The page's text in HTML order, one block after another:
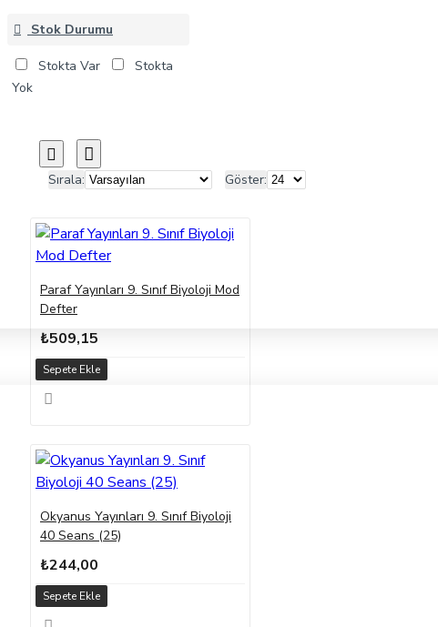
Stok Durumu
Stokta Var
Stokta
Yok
Sırala: Göster:
Paraf Yayınları 9. Sınıf Biyoloji Mod
Defter
₺509,15
Sepete Ekle
Okyanus Yayınları 9. Sınıf Biyoloji
40 Seans (25)
₺244,00
Sepete Ekle